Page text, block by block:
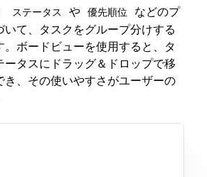
ステータス や 優先順位
などのプ
いて、タスクをグループ分けする
。ボードビューを使用すると、タ
ータスにドラッグ＆ドロップで移
き、その使いやすさがユーザーの